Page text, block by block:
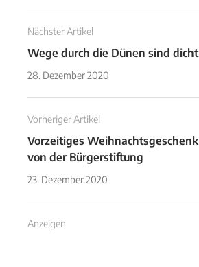
Nächster Artikel
Wege durch die Dünen sind dicht
28. Dezember 2020
Vorheriger Artikel
Vorzeitiges Weihnachtsgeschenk
von der Bürgerstiftung
23. Dezember 2020
Anzeigen